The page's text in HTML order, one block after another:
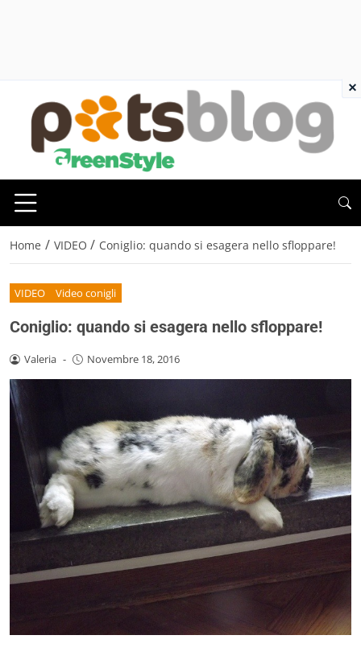
Home / VIDEO / Coniglio: quando si esagera nello sfloppare!
VIDEO Video conigli
Coniglio: quando si esagera nello sfloppare!
Valeria - Novembre 18, 2016
×